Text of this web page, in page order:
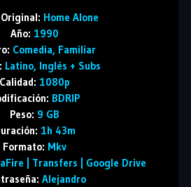
Home Alone
Año: 1990
Comedia, Familiar
Latino, Inglés + Subs
Calidad: 1080p
BDRIP
Peso: 9 GB
1h 43m
Formato: Mkv
| Transfers | Google Drive
Alejandro